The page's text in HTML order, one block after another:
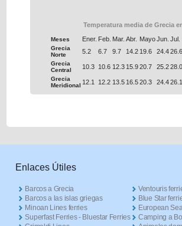
Temperatura media de Grecia
Meses Ener. Feb. Mar. Abr. MayoJun. Jul.
Grecia
Norte
5.2 6.7 9.7 14.2 19.6 24.426.6
Grecia
Central
10.3 10.6 12.3 15.920.7 25.228.0
Grecia
Meridional 12.1 12.2 13.5 16.520.3 24.426.1
Enlaces Útiles
Barcos a Grecia
Barcos a las islas griegas
Minoan Lines ferries
Superfast Ferries - Bluestar Ferries
Ventouris
Blue Star
European
Camping a